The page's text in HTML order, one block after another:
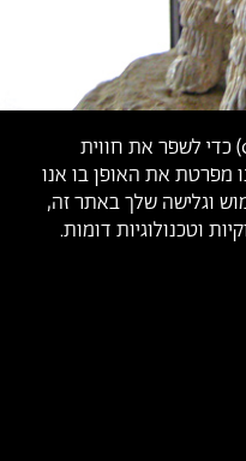
) כדי לשפר את חווית
מפרטת את האופן בו אנו
וגלישה שלך באתר זה,
וטכנולוגיות דומות.